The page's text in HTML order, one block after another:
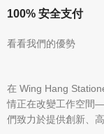
100% 安全支付
看看我們的優勢
在 Wing Hang
情正在改變工作空間
們致力於提供創新、